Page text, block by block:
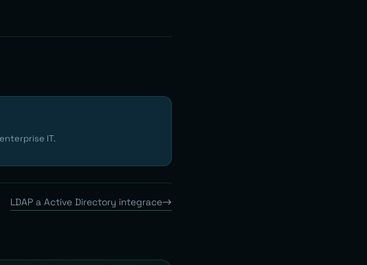
IT.
LDAP a Active Directory integrace